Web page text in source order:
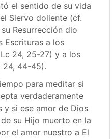
el sentido de su vida
Siervo doliente (cf.
Resurrección dio
Escrituras a los
24, 25-27) y a los
24, 44-45).
para meditar si
verdaderamente
y si ese amor de Dios
su Hijo muerto en la
el amor nuestro a El